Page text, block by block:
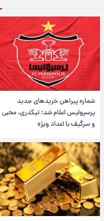
شماره پیراهن خریدهای جدید
پرسپولیس اعلام شد؛ تیکدری، محبی
و سرگیف با اعداد ویژه